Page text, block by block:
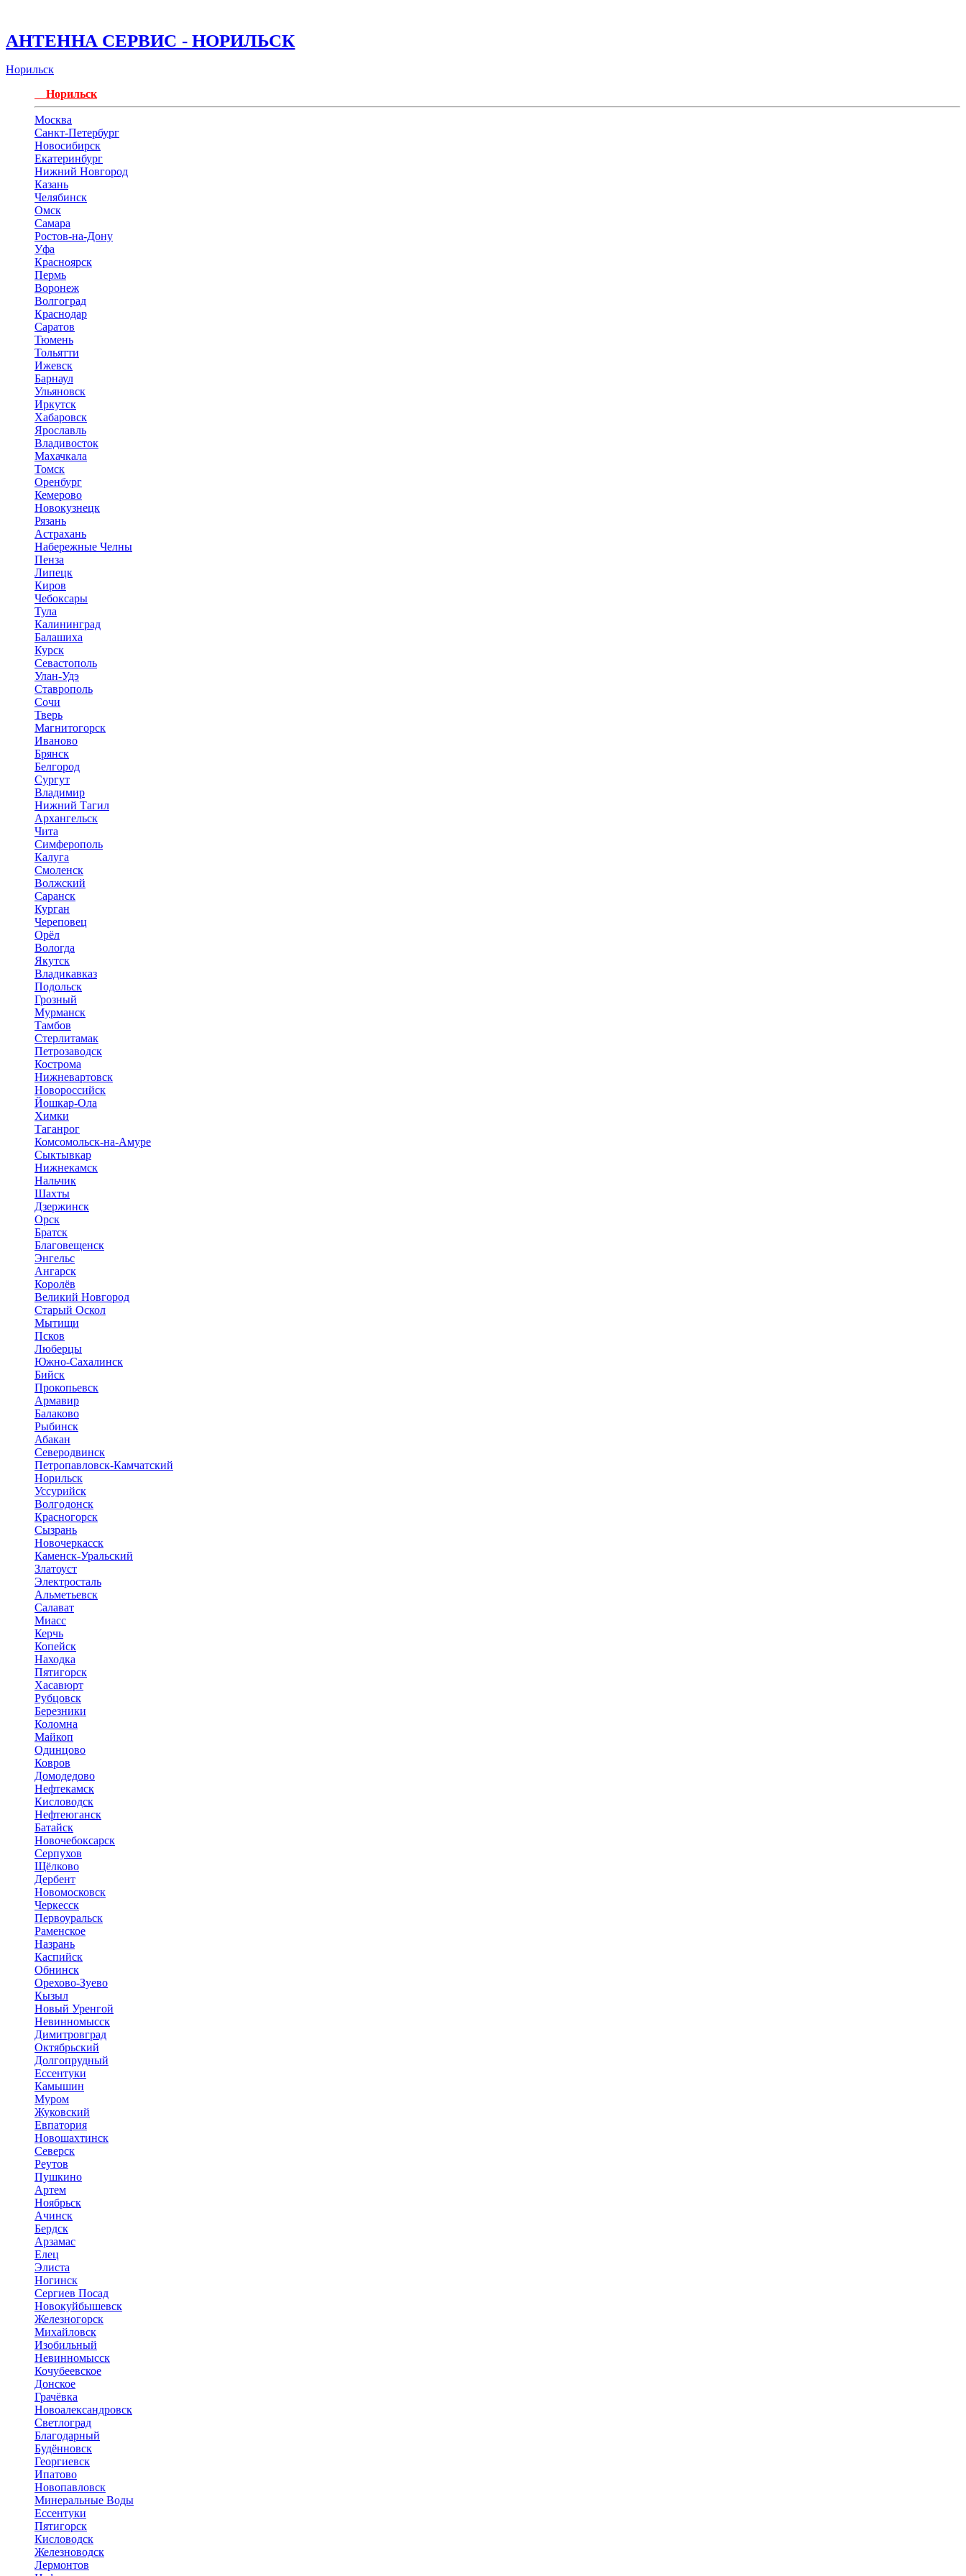
АНТЕННА СЕРВИС - НОРИЛЬСК
Норильск
Норильск
Москва
Санкт-Петербург
Новосибирск
Екатеринбург
Нижний Новгород
Казань
Челябинск
Омск
Самара
Ростов-на-Дону
Уфа
Красноярск
Пермь
Воронеж
Волгоград
Краснодар
Саратов
Тюмень
Тольятти
Ижевск
Барнаул
Ульяновск
Иркутск
Хабаровск
Ярославль
Владивосток
Махачкала
Томск
Оренбург
Кемерово
Новокузнецк
Рязань
Астрахань
Набережные Челны
Пенза
Липецк
Киров
Чебоксары
Тула
Калининград
Балашиха
Курск
Севастополь
Улан-Удэ
Ставрополь
Сочи
Тверь
Магнитогорск
Иваново
Брянск
Белгород
Сургут
Владимир
Нижний Тагил
Архангельск
Чита
Симферополь
Калуга
Смоленск
Волжский
Саранск
Курган
Череповец
Орёл
Вологда
Якутск
Владикавказ
Подольск
Грозный
Мурманск
Тамбов
Стерлитамак
Петрозаводск
Кострома
Нижневартовск
Новороссийск
Йошкар-Ола
Химки
Таганрог
Комсомольск-на-Амуре
Сыктывкар
Нижнекамск
Нальчик
Шахты
Дзержинск
Орск
Братск
Благовещенск
Энгельс
Ангарск
Королёв
Великий Новгород
Старый Оскол
Мытищи
Псков
Люберцы
Южно-Сахалинск
Бийск
Прокопьевск
Армавир
Балаково
Рыбинск
Абакан
Северодвинск
Петропавловск-Камчатский
Норильск
Уссурийск
Волгодонск
Красногорск
Сызрань
Новочеркасск
Каменск-Уральский
Златоуст
Электросталь
Альметьевск
Салават
Миасс
Керчь
Копейск
Находка
Пятигорск
Хасавюрт
Рубцовск
Березники
Коломна
Майкоп
Одинцово
Ковров
Домодедово
Нефтекамск
Кисловодск
Нефтеюганск
Батайск
Новочебоксарск
Серпухов
Щёлково
Дербент
Новомосковск
Черкесск
Первоуральск
Раменское
Назрань
Каспийск
Обнинск
Орехово-Зуево
Кызыл
Новый Уренгой
Невинномысск
Димитровград
Октябрьский
Долгопрудный
Ессентуки
Камышин
Муром
Жуковский
Евпатория
Новошахтинск
Северск
Реутов
Пушкино
Артем
Ноябрьск
Ачинск
Бердск
Арзамас
Елец
Элиста
Ногинск
Сергиев Посад
Новокуйбышевск
Железногорск
Михайловск
Изобильный
Невинномысск
Кочубеевское
Донское
Грачёвка
Новоалександровск
Светлоград
Благодарный
Будённовск
Георгиевск
Ипатово
Новопавловск
Минеральные Воды
Ессентуки
Пятигорск
Кисловодск
Железноводск
Лермонтов